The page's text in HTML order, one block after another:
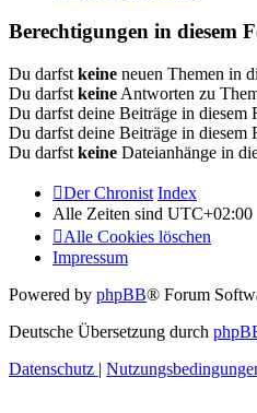
Berechtigungen in diesem
Du darfst keine neuen Themen in
Du darfst keine Antworten zu
Du darfst deine Beiträge in diesem
Du darfst deine Beiträge in diesem
Du darfst keine Dateianhänge in
Der Chronist Index
Alle Zeiten sind UTC+02:00
Alle Cookies löschen
Impressum
Powered by phpBB® Forum
Deutsche Übersetzung durch
Datenschutz |